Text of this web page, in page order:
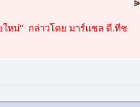
ใหม่" กล่าวโดย มาร์แชล ดี.ทีช